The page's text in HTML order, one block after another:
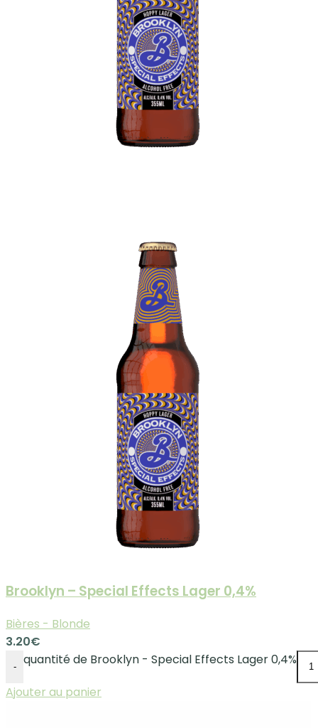
Brooklyn – Special Effects Lager 0,4%
Bières - Blonde
3.20€
-
quantité de Brooklyn - Special Effects Lager 0,4%
Ajouter au panier